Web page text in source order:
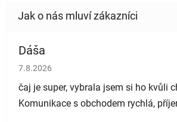
Dáša
Hodnocení obchodu je 5 z 5 hvězdiček.
7.8.2026
čaj je super, vybrala jsem si ho kvůli
Komunikace s obchodem rychlá,